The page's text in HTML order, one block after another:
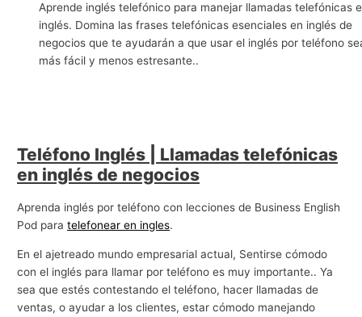
Aprende inglés telefónico para manejar llamadas telefónicas
inglés. Domina las frases telefónicas esenciales en inglés de
negocios que te ayudarán a que usar el inglés por teléfono
más fácil y menos estresante..
Teléfono Inglés | Llamadas telefónicas
en inglés de negocios
Aprenda inglés por teléfono con lecciones de Business English
Pod paratelefonear en ingles.
En el ajetreado mundo empresarial actual, Sentirse cómodo
con el inglés para llamar por teléfono es muy importante.. Ya
sea que estés contestando el teléfono, hacer llamadas de
ventas, o ayudar a los clientes, estar cómodo manejando
s